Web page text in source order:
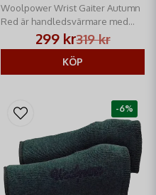
Woolpower Wrist Gaiter Autumn
Red ​är handledsvärmare med
tumhål och formar sig efter dina
händer
319 kr
299 kr
KÖP
-6%